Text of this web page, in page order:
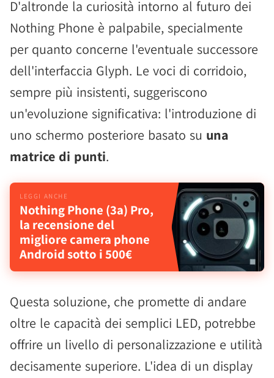
D'altronde la curiosità intorno al futuro dei
Nothing Phone è palpabile, specialmente
per quanto concerne l'eventuale successore
dell'interfaccia Glyph. Le voci di corridoio,
sempre più insistenti, suggeriscono
un'evoluzione significativa: l'introduzione di
uno schermo posteriore basato su una
matrice di punti.
Nothing Phone (3a) Pro,
la recensione del
migliore camera phone
Android sotto i 500€
Questa soluzione, che promette di andare
oltre le capacità dei semplici LED, potrebbe
offrire un livello di personalizzazione e utilità
decisamente superiore. L'idea di un display